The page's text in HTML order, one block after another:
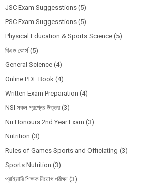
JSC Exam Suggesstions (5)
PSC Exam Suggesstions (5)
Physical Education & Sports Science (5)
বিএড কোর্স (5)
General Science (4)
Online PDF Book (4)
Written Exam Preparation (4)
NSI সকল প্রশ্নের উত্তর (3)
Nu Honours 2nd Year Exam (3)
Nutrition (3)
Rules of Games Sports and Officiating (3)
Sports Nutrition (3)
প্রাইমারি শিক্ষক নিয়োগ পরীক্ষা (3)